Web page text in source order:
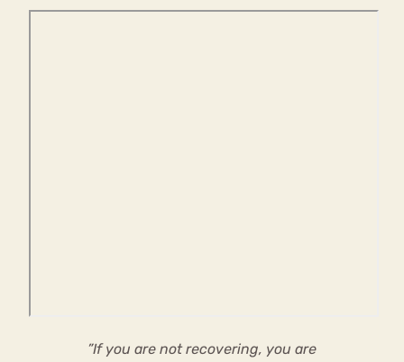
”If you are not recovering, you are